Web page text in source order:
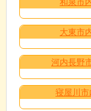
大東市
河内長野
寝屋川